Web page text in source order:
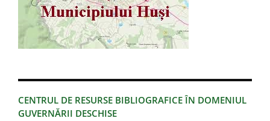
CENTRUL DE RESURSE BIBLIOGRAFICE ÎN DOMENIUL
GUVERNĂRII DESCHISE